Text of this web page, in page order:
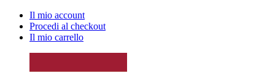
Il mio account
Procedi al checkout
Il mio carrello